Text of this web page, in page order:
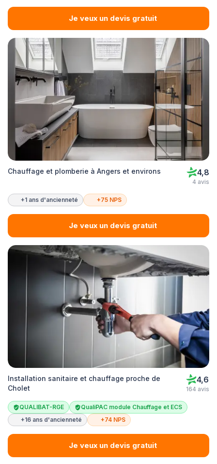
Je veux un devis gratuit
Chauffage et plomberie à Angers et environs 4,8
4 avis
+1 ans d'ancienneté +75 NPS
Je veux un devis gratuit
Installation sanitaire et chauffage proche de
Cholet
4,6
164 avis
QUALIBAT-RGE
QualiPAC module Chauffage et ECS
+16 ans d'ancienneté
+74 NPS
Je veux un devis gratuit